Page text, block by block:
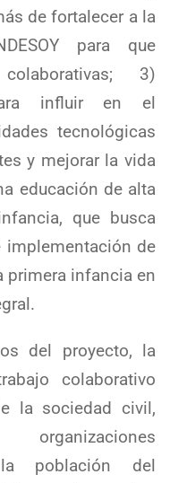
de fortalecer a la
para que
3)
influir en el
tecnológicas
y mejorar la vida
educación de alta
que busca
implementación de
primera infancia en
del proyecto, la
colaborativo
la sociedad civil,
población del